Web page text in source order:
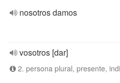
nosotros damos
vosotros [dar]
2. persona plural, presente,